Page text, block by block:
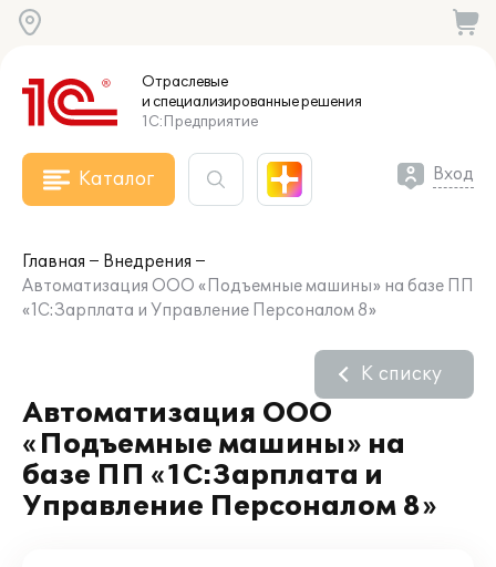
Отраслевые
и специализированныерешения
1С:Предприятие
Каталог Вход
Главная
Внедрения
Автоматизация ООО «Подъемные машины» на базе ПП
«1С:Зарплата и Управление Персоналом 8»
Автоматизация ООО
«Подъемные машины» на
базе ПП «1С:Зарплата и
Управление Персоналом 8»
К списку